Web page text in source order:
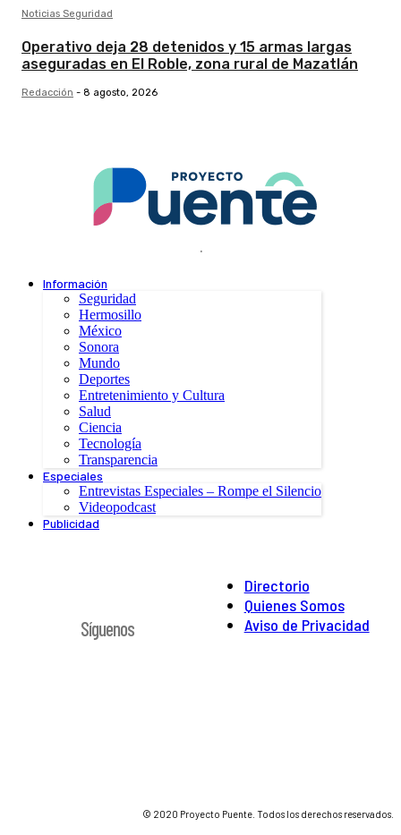
Noticias Seguridad
Operativo deja 28 detenidos y 15 armas largas
aseguradas en El Roble, zona rural de Mazatlán
Redacción - 8 agosto, 2026
.
Información
Seguridad
Hermosillo
México
Sonora
Mundo
Deportes
Entretenimiento y Cultura
Salud
Ciencia
Tecnología
Transparencia
Especiales
Entrevistas Especiales – Rompe el Silencio
Videopodcast
Publicidad
Directorio
Quienes Somos
Aviso de Privacidad
Síguenos
© 2020 Proyecto Puente. Todos los derechos reservados.